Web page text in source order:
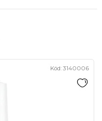
Kód: 3140006